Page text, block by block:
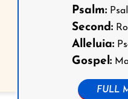
Psalm:
Second:
Alleluia:
Gospel:
FULL